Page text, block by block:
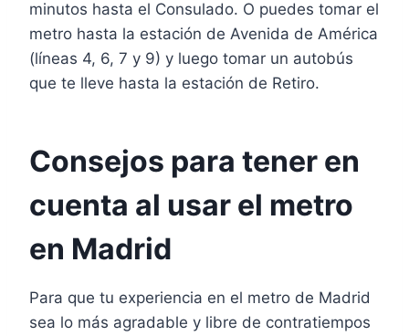
minutos hasta el Consulado. O puedes tomar el
metro hasta la estación de Avenida de América
(líneas 4, 6, 7 y 9) y luego tomar un autobús
que te lleve hasta la estación de Retiro.
Consejos para tener en
cuenta al usar el metro
en Madrid
Para que tu experiencia en el metro de Madrid
sea lo más agradable y libre de contratiempos